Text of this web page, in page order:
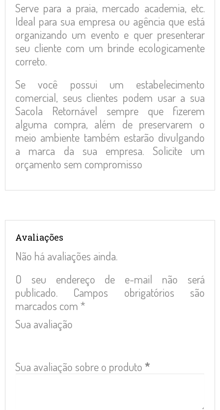
Serve para a praia, mercado academia, etc.
Ideal para sua empresa ou agência que está
organizando um evento e quer presenterar
seu cliente com um brinde ecologicamente
correto.
Se você possui um estabelecimento
comercial, seus clientes podem usar a sua
Sacola Retornável sempre que fizerem
alguma compra, além de preservarem o
meio ambiente também estarão divulgando
a marca da sua empresa. Solicite um
orçamento sem compromisso
Avaliações
Não há avaliações ainda.
O seu endereço de e-mail não será
publicado. Campos obrigatórios são
marcados com *
Sua avaliação
Sua avaliação sobre o produto *